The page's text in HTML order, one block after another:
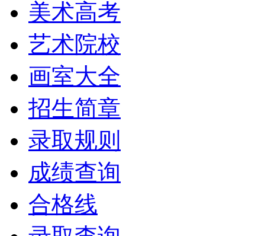
美术高考
艺术院校
画室大全
招生简章
录取规则
成绩查询
合格线